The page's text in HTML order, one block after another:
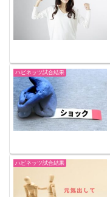
ハピネッツ試合結果
ハピネッツ試合結果